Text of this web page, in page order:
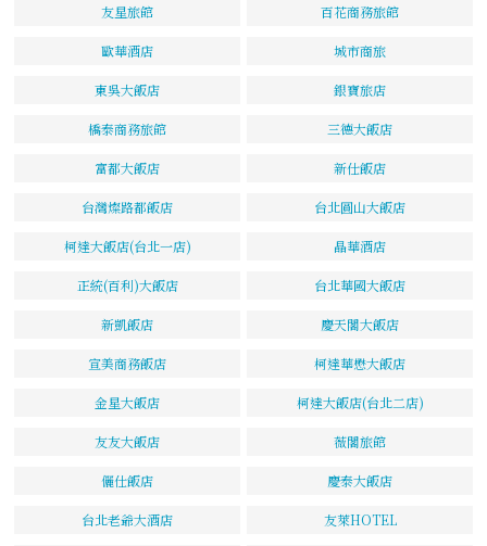
友星旅館 百花商務旅館
歐華酒店 城市商旅
東吳大飯店 銀寶旅店
橋泰商務旅館 三德大飯店
富都大飯店 新仕飯店
台灣燦路都飯店 台北圓山大飯店
柯達大飯店(台北一店) 晶華酒店
正統(百利)大飯店 台北華國大飯店
新凱飯店 慶天閣大飯店
宣美商務飯店 柯達華懋大飯店
金星大飯店 柯達大飯店(台北二店)
友友大飯店 薇閣旅館
儷仕飯店 慶泰大飯店
台北老爺大酒店 友萊HOTEL